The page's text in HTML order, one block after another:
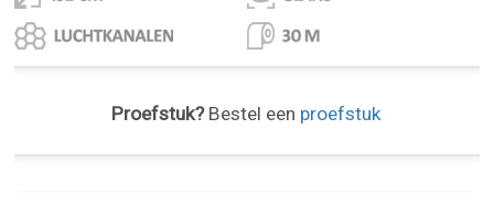
Proefstuk?Bestel een proefstuk